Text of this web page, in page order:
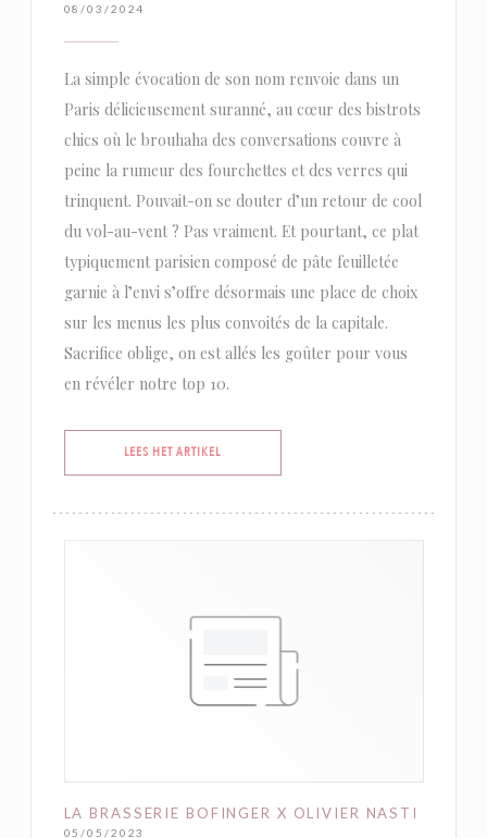
08/03/2024
La simple évocation de son nom renvoie dans un
Paris délicieusement suranné, au cœur des bistrots
chics où le brouhaha des conversations couvre à
peine la rumeur des fourchettes et des verres qui
trinquent. Pouvait-on se douter d’un retour de cool
du vol-au-vent ? Pas vraiment. Et pourtant, ce plat
typiquement parisien composé de pâte feuilletée
garnie à l’envi s’offre désormais une place de choix
sur les menus les plus convoités de la capitale.
Sacrifice oblige, on est allés les goûter pour vous
en révéler notre top 10.
LEES HET ARTIKEL((OPENT IN EEN NIEUW VENSTER))
LA BRASSERIE BOFINGER X OLIVIER NASTI
05/05/2023